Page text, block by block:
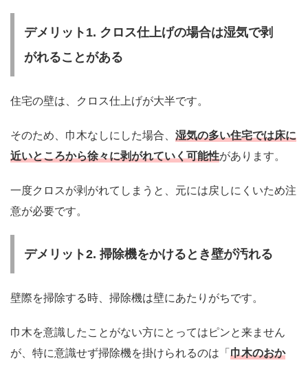
デメリット1. クロス仕上げの場合は湿気で剥
がれることがある
住宅の壁は、クロス仕上げが大半です。
そのため、巾木なしにした場合、 湿気の多い住宅では床に
近いところから徐々に剥がれていく可能性があります。
一度クロスが剥がれてしまうと、元には戻しにくいため注
意が必要です。
デメリット2. 掃除機をかけるとき壁が汚れる
壁際を掃除する時、掃除機は壁にあたりがちです。
巾木を意識したことがない方にとってはピンと来ません
が、特に意識せず掃除機を掛けられるのは「巾木のおか